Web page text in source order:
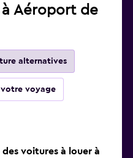
Aéroport de
alternatives
votre voyage
voitures à louer à